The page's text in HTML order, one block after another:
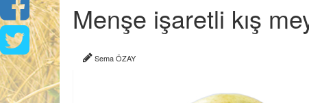
Menşe işaretli kış
Sema ÖZAY